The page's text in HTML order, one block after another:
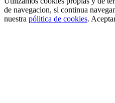
de navegacion, si continua
nuestra pólitica de cookies.